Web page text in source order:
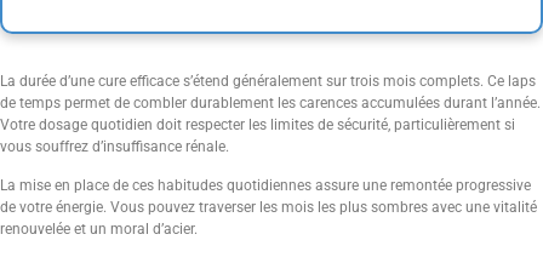
La durée d’une cure efficace s’étend généralement sur trois mois complets. Ce laps
de temps permet de combler durablement les carences accumulées durant l’année.
Votre dosage quotidien doit respecter les limites de sécurité, particulièrement si
vous souffrez d’insuffisance rénale.
La mise en place de ces habitudes quotidiennes assure une remontée progressive
de votre énergie. Vous pouvez traverser les mois les plus sombres avec une vitalité
renouvelée et un moral d’acier.